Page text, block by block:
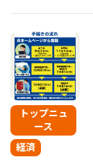
トップニュ
ース
経済